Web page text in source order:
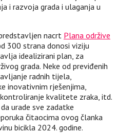
i razvoja grada i ulaganja u
nacrt Plana održive
300 strana donosi viziju
idealizirani plan, za
grada. Neke od previđenih
radnih tijela,
inovativnim rješenjima,
kvalitete zraka, itd.
urade sve zadatke
čitaocima ovog članka
bicikla 2024. godine.